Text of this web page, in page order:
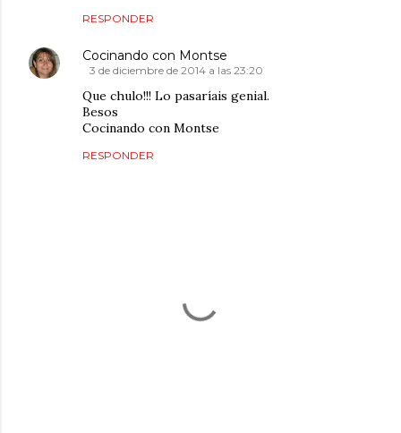
RESPONDER
Cocinando con Montse
3 de diciembre de 2014 a las 23:20
Que chulo!!! Lo pasaríais genial.
Besos
Cocinando con Montse
RESPONDER